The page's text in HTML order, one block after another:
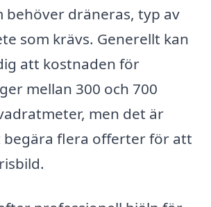
behöver dräneras, typ av
som krävs. Generellt kan
att kostnaden för
mellan 300 och 700
men det är
begära flera offerter för att